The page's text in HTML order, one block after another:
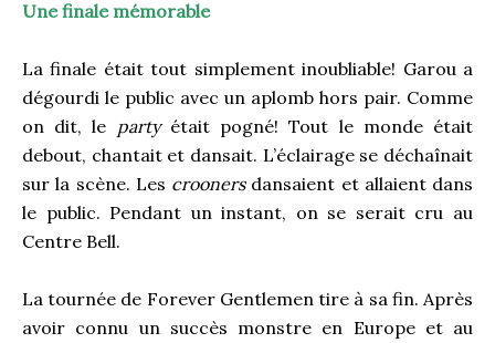
Une finale mémorable
La finale était tout simplement inoubliable! Garou a
dégourdi le public avec un aplomb hors pair. Comme
on dit, le partyétait pogné! Tout le monde était
debout, chantait et dansait. L’éclairage se déchaînait
sur la scène. Les croonersdansaient et allaient dans
le public. Pendant un instant, on se serait cru au
Centre Bell.
La tournée de Forever Gentlemen tire à sa fin. Après
avoir connu un succès monstre en Europe et au